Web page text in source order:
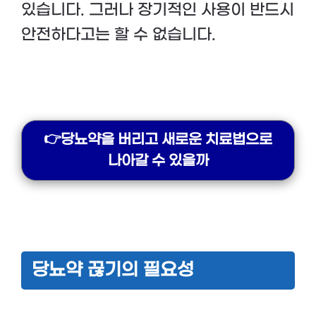
있습니다. 그러나 장기적인 사용이 반드시
안전하다고는 할 수 없습니다.
👉당뇨약을 버리고 새로운 치료법으로
나아갈 수 있을까
당뇨약 끊기의 필요성